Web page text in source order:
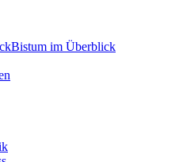
Bistum im Überblick